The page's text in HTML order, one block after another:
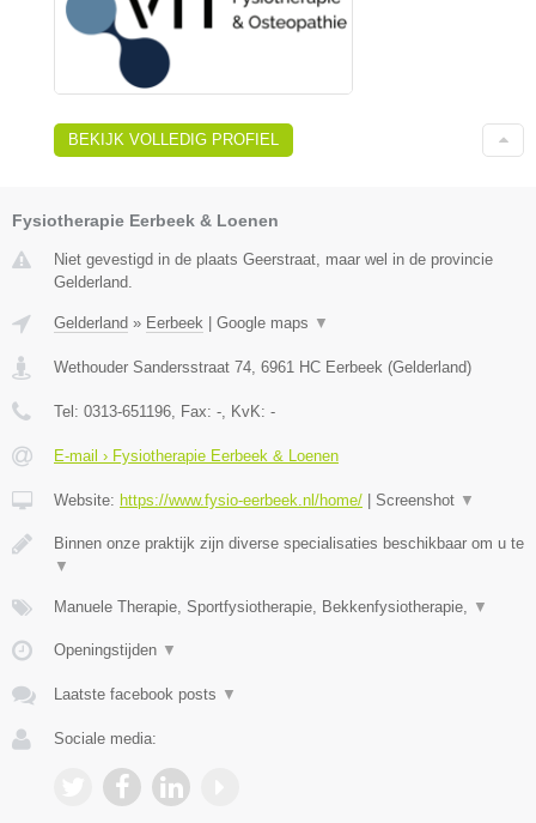
BEKIJK VOLLEDIG PROFIEL
Fysiotherapie Eerbeek & Loenen
Niet gevestigd in de plaats Geerstraat, maar wel in de provincie
Gelderland.
Gelderland » Eerbeek Google maps ▼
Wethouder Sandersstraat 74 6961 HC Eerbeek (Gelderland)
Tel: 0313-651196 , Fax: - , KvK: -
E-mail › Fysiotherapie Eerbeek & Loenen
Website: https://www.fysio-eerbeek.nl/home/ Screenshot ▼
Binnen onze praktijk zijn diverse specialisaties beschikbaar om u te
▼
Manuele Therapie, Sportfysiotherapie, Bekkenfysiotherapie, ▼
Openingstijden ▼
Laatste facebook posts ▼
Sociale media: